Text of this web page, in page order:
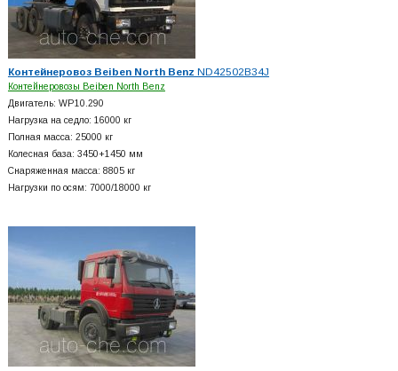
Контейнеровоз Beiben North Benz ND42502B34J
Контейнеровозы Beiben North Benz
Двигатель: WP10.290
Нагрузка на седло: 16000 кг
Полная масса: 25000 кг
Колесная база: 3450+1450 мм
Снаряженная масса: 8805 кг
Нагрузки по осям: 7000/18000 кг